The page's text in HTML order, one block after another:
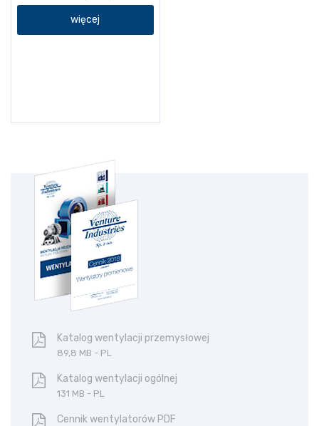
więcej
Katalog wentylacji przemysłowej
89,8 MB - PL
Katalog wentylacji ogólnej
131 MB - PL
Cennik wentylatorów PDF